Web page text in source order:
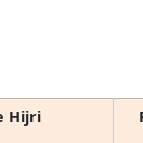
Hijri